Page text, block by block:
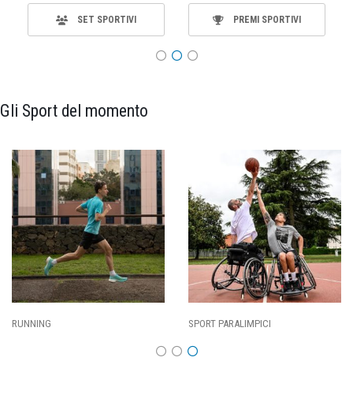
SET SPORTIVI PREMI SPORTIVI
Gli Sport del momento
CALCIO